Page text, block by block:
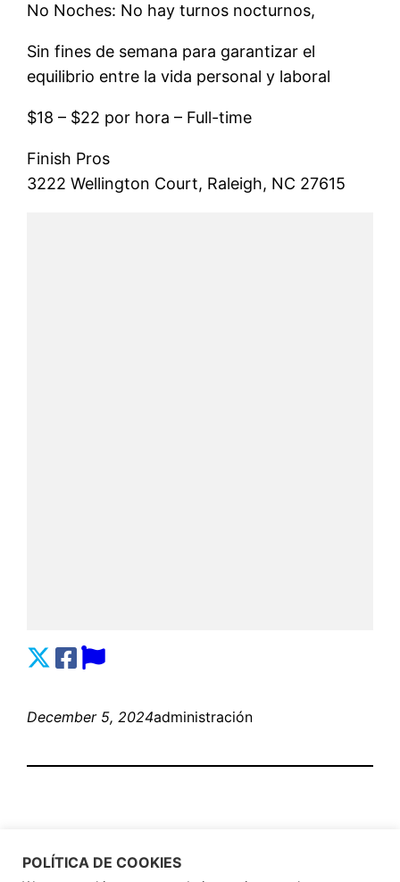
No Noches: No hay turnos nocturnos,
Sin fines de semana para garantizar el
equilibrio entre la vida personal y laboral
$18 – $22 por hora – Full-time
Finish Pros
3222 Wellington Court, Raleigh, NC 27615
December 5, 2024administración
POLÍTICA DE COOKIES